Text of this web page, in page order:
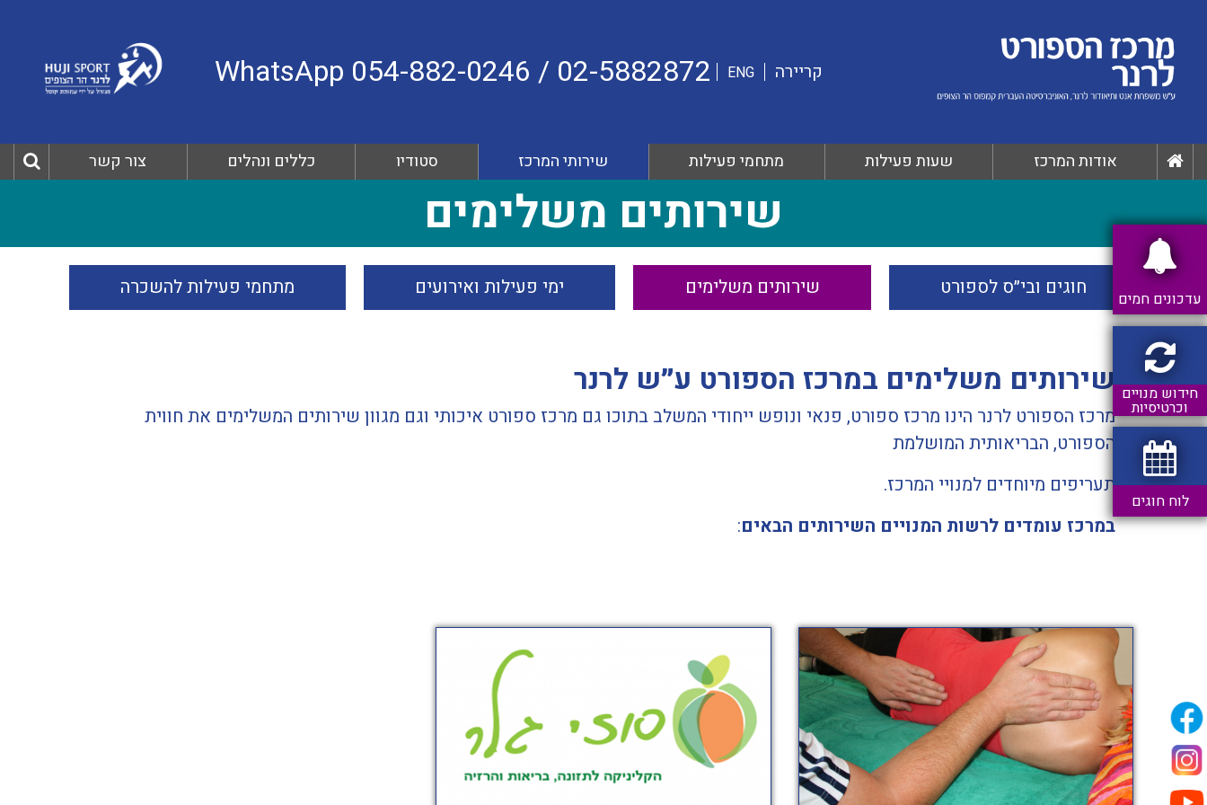
עדכונים חמים
חידוש מנויים
וכרטיסיות
לוח חוגים
קריירה ENG
02-5882872 / 054-882-0246 WhatsApp
אודות המרכז שעות פעילות מתחמי פעילות שירותי המרכז סטודיו כללים ונהלים צור קשר
שירותים משלימים
חוגים ובי״ס לספורט שירותים משלימים ימי פעילות ואירועים מתחמי פעילות להשכרה
שירותים משלימים במרכז הספורט ע״ש לרנר
מרכז הספורט לרנר הינו מרכז ספורט, פנאי ונופש ייחודי המשלב בתוכו גם מרכז ספורט איכותי וגם מגוון שירותים המשלימים את חווית
הספורט, הבריאותית המושלמת
תעריפים מיוחדים למנויי המרכז.
במרכז עומדים לרשות המנויים השירותים הבאים: